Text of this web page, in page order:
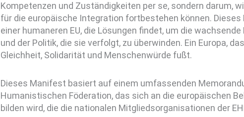
Kompetenzen und Zuständigkeiten per se, sondern darum,
für die europäische Integration fortbestehen können.
einer humaneren EU, die Lösungen findet, um die
und der Politik, die sie verfolgt, zu überwinden. Ein Europa,
Gleichheit, Solidarität und Menschenwürde fußt.
Dieses Manifest basiert auf einem umfassenden
Humanistischen Föderation, das sich an die europäischen
bilden wird, die die nationalen Mitgliedsorganisationen der